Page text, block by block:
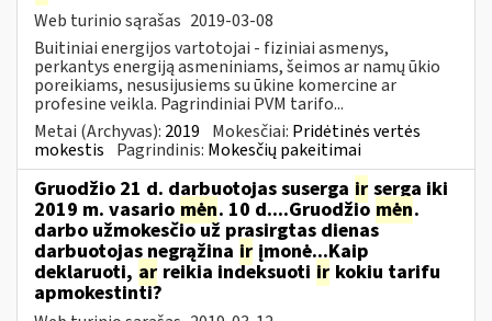
Web turinio sąrašas 2019-03-08
Buitiniai energijos vartotojai - fiziniai asmenys,
perkantys energiją asmeniniams, šeimos ar namų ūkio
poreikiams, nesusijusiems su ūkine komercine ar
profesine veikla. Pagrindiniai PVM tarifo...
Metai (Archyvas): 2019 Mokesčiai: Pridėtinės vertės
mokestis Pagrindinis: Mokesčių pakeitimai
Gruodžio 21 d. darbuotojas suserga ir serga iki
2019 m. vasario mėn. 10 d....Gruodžio mėn.
darbo užmokesčio už prasirgtas dienas
darbuotojas negrąžina ir įmonė...Kaip
deklaruoti, ar reikia indeksuoti ir kokiu tarifu
apmokestinti?